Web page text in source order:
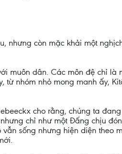
nhưng còn mặc khải một
muôn dân. Các môn đệ chỉ là
từ nhóm nhỏ mong manh ấy,
cho rằng, chúng ta
chỉ như một Đấng chịu
sống nhưng hiện diện theo